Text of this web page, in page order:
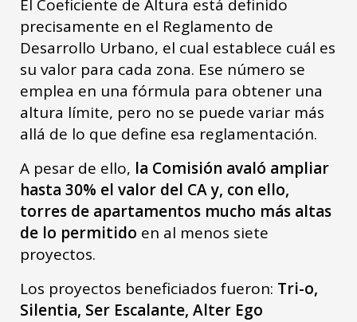
El Coeficiente de Altura está definido
precisamente en el Reglamento de
Desarrollo Urbano, el cual establece cuál es
su valor para cada zona. Ese número se
emplea en una fórmula para obtener una
altura límite, pero no se puede variar más
allá de lo que define esa reglamentación.
A pesar de ello, la Comisión avaló ampliar
hasta 30% el valor del CA y, con ello,
torres de apartamentos mucho más altas
de lo permitido en al menos siete
proyectos.
Los proyectos beneficiados fueron: Tri-o,
Silentia, Ser Escalante, Alter Ego